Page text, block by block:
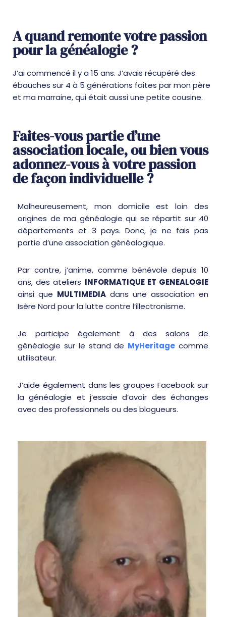
A quand remonte votre passion
pour la généalogie ?
J’ai commencé il y a 15 ans. J’avais récupéré des
ébauches sur 4 à 5 générations faites par mon père
et ma marraine, qui était aussi une petite cousine.
Faites-vous partie d’une
association locale, ou bien vous
adonnez-vous à votre passion
de façon individuelle ?
Malheureusement, mon domicile est loin des
origines de ma généalogie qui se répartit sur 40
départements et 3 pays. Donc, je ne fais pas
partie d’une association généalogique.
Par contre, j’anime, comme bénévole depuis 10
ans, des ateliers INFORMATIQUE ET GENEALOGIE
ainsi que MULTIMEDIA dans une association en
Isère Nord pour la lutte contre l’illectronisme.
Je participe également à des salons de
généalogie sur le stand de MyHeritage comme
utilisateur.
J’aide également dans les groupes Facebook sur
la généalogie et j’essaie d’avoir des échanges
avec des professionnels ou des blogueurs.